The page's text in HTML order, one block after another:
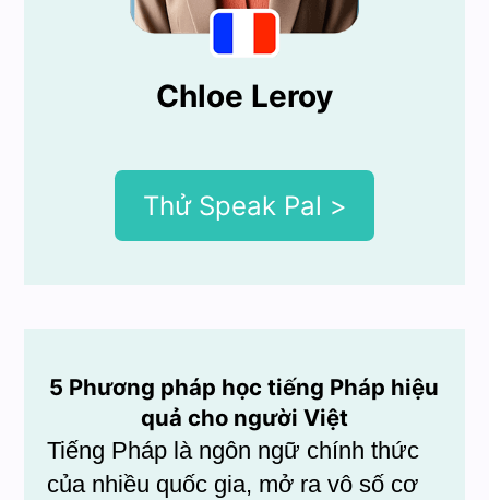
Chloe Leroy
Thử Speak Pal >
5 Phương pháp học tiếng Pháp hiệu
quả cho người Việt
Tiếng Pháp là ngôn ngữ chính thức
của nhiều quốc gia, mở ra vô số cơ